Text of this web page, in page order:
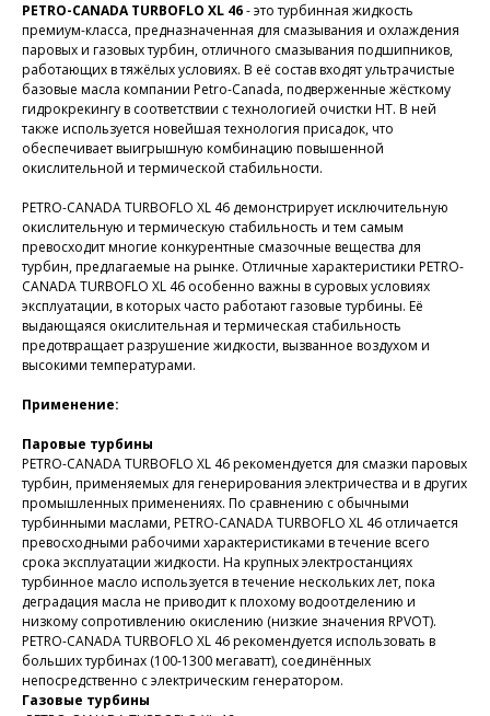
PETRO-CANADA TURBOFLO XL 46- это турбинная жидкость
премиум-класса, предназначенная для смазывания и охлаждения
паровых и газовых турбин, отличного смазывания подшипников,
работающих в тяжёлых условиях. В её состав входят ультрачистые
базовые масла компании Petro-Canada, подверженные жёсткому
гидрокрекингу в соответствии с технологией очистки HT. В ней
также используется новейшая технология присадок, что
обеспечивает выигрышную комбинацию повышенной
окислительной и термической стабильности.
PETRO-CANADA TURBOFLO XL 46 демонстрирует исключительную
окислительную и термическую стабильность и тем самым
превосходит многие конкурентные смазочные вещества для
турбин, предлагаемые на рынке. Отличные характеристики PETRO-
CANADA TURBOFLO XL 46 особенно важны в суровых условиях
эксплуатации, в которых часто работают газовые турбины. Её
выдающаяся окислительная и термическая стабильность
предотвращает разрушение жидкости, вызванное воздухом и
высокими температурами.
Применение:
Паровые турбины
PETRO-CANADA TURBOFLO XL 46 рекомендуется для смазки паровых
турбин, применяемых для генерирования электричества и в других
промышленных применениях. По сравнению с обычными
турбинными маслами, PETRO-CANADA TURBOFLO XL 46 отличается
превосходными рабочими характеристиками в течение всего
срока эксплуатации жидкости. На крупных электростанциях
турбинное масло используется в течение нескольких лет, пока
деградация масла не приводит к плохому водоотделению и
низкому сопротивлению окислению (низкие значения RPVOT).
PETRO-CANADA TURBOFLO XL 46 рекомендуется использовать в
больших турбинах (100-1300 мегаватт), соединённых
непосредственно с электрическим генератором.
Газовые турбины